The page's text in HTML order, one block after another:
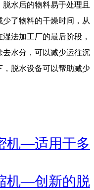
水后的物料易于处理且
了物料的干燥时间，从
法加工厂的最后阶段，
水分，可以减少运往沉
脱水设备可以帮助减少
机—适用于多
机—创新的脱